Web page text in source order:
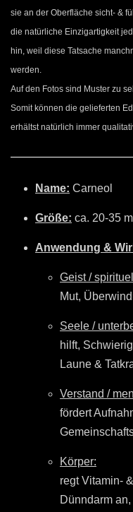
sie an der Oberfläche sicht- &
die natürliche Einzigartigkeit
hin, weil diese Tatsache
werden.
Auf den Fotos sind Muster zu
Somit können die gelieferten
erhältst natürlich immer
Name: Carneol
Größe: ca. 20-35
Anwendung &
Geist /
Mut,
Seele /
hilft,
Laune &
Verstand /
fördert
Körper:
regt Vitamin-
Dünndarm